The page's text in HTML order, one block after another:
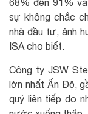
68% đến 91%
sự không chắc
nhà đầu tư, ảnh
ISA cho biết.
Công ty JSW
lớn nhất Ấn Độ,
quý liên tiếp do